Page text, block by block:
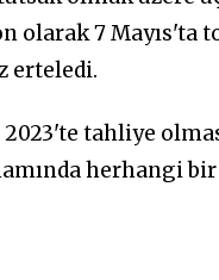
olarak 7 Mayıs'ta
erteledi.
tahliye
herhangi